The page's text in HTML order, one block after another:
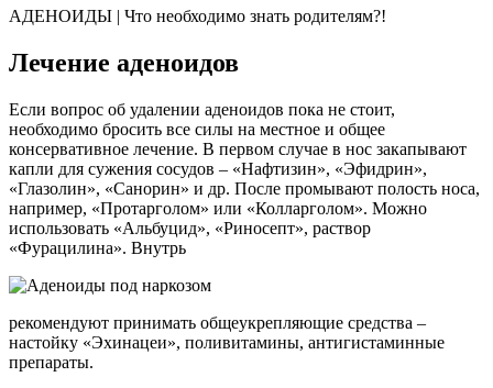
АДЕНОИДЫ | Что необходимо знать родителям?!
Лечение аденоидов
Если вопрос об удалении аденоидов пока не стоит,
необходимо бросить все силы на местное и общее
консервативное лечение. В первом случае в нос закапывают
капли для сужения сосудов – «Нафтизин», «Эфидрин»,
«Глазолин», «Санорин» и др. После промывают полость носа,
например, «Протарголом» или «Колларголом». Можно
использовать «Альбуцид», «Риносепт», раствор
«Фурацилина». Внутрь
рекомендуют принимать общеукрепляющие средства –
настойку «Эхинацеи», поливитамины, антигистаминные
препараты.